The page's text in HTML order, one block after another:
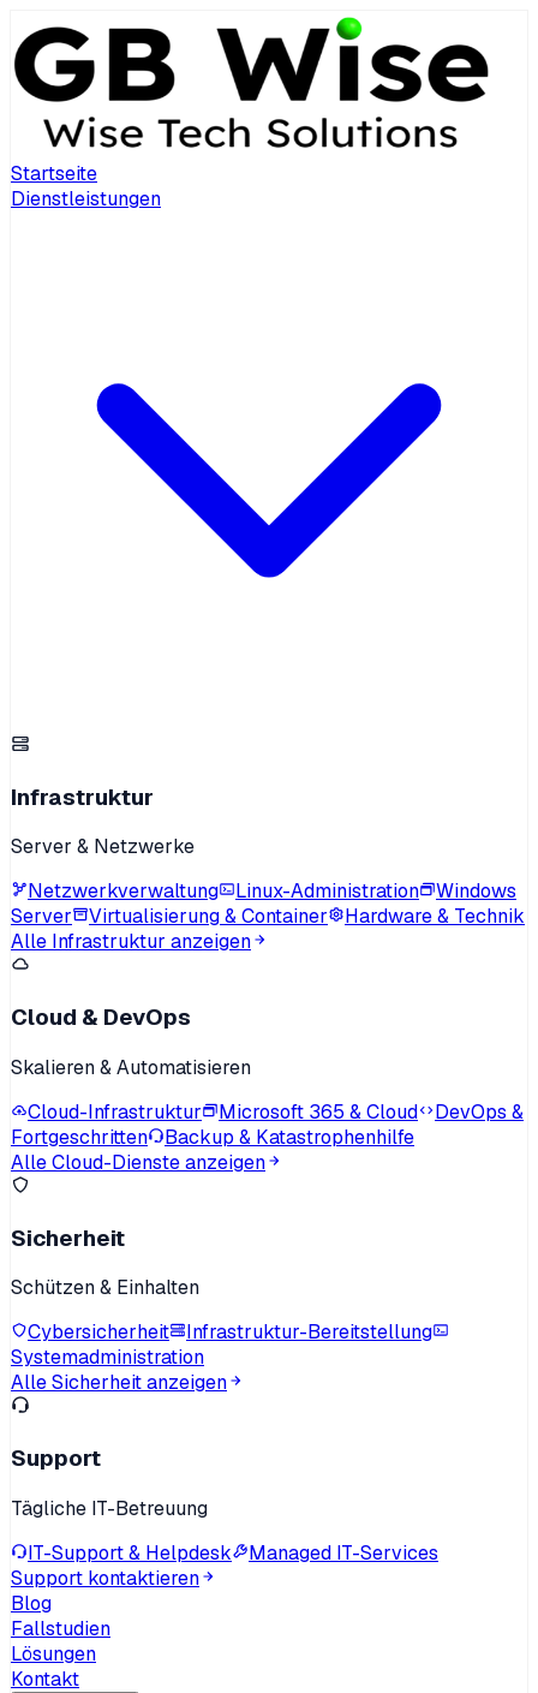
Startseite
Dienstleistungen
Infrastruktur
Server & Netzwerke
Netzwerkverwaltung
Linux-Administration
Windows
Server
Virtualisierung & Container
Hardware & Technik
Alle Infrastruktur anzeigen
Cloud & DevOps
Skalieren & Automatisieren
Cloud-Infrastruktur
Microsoft 365 & Cloud
DevOps &
Fortgeschritten
Backup & Katastrophenhilfe
Alle Cloud-Dienste anzeigen
Sicherheit
Schützen & Einhalten
Cybersicherheit
Infrastruktur-Bereitstellung
Systemadministration
Alle Sicherheit anzeigen
Support
Tägliche IT-Betreuung
IT-Support & Helpdesk
Managed IT-Services
Support kontaktieren
Blog
Fallstudien
Lösungen
Kontakt